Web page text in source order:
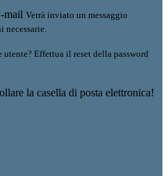
mail Verrà inviato un messaggio
Effettua il reset della password
la casella di posta elettronica!